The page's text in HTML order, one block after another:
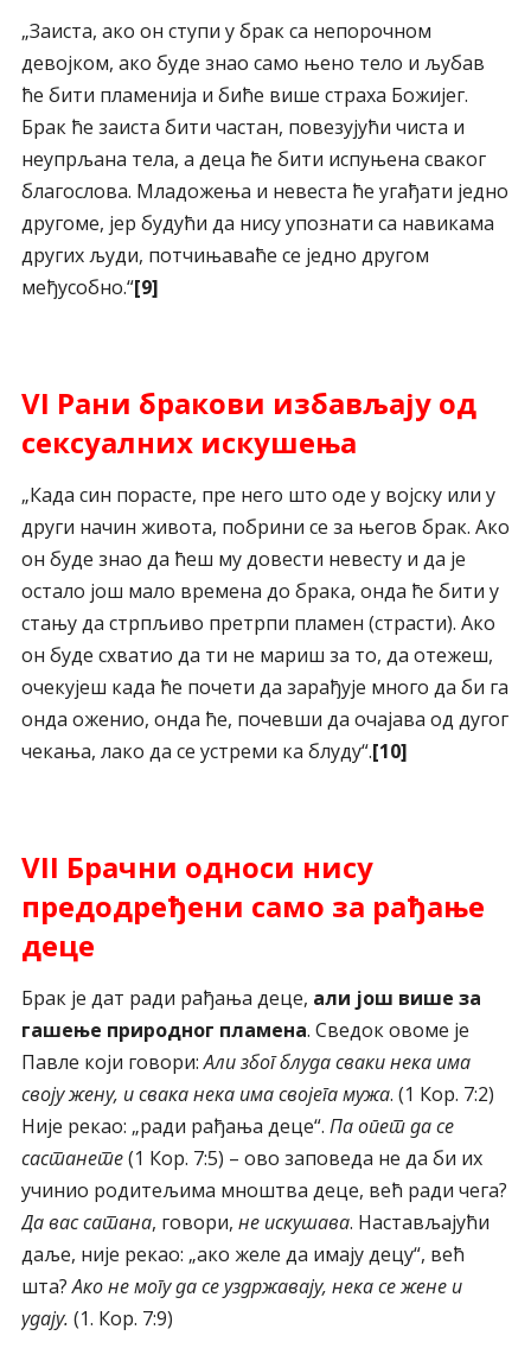
„Заиста, ако он ступи у брак са непорочном
девојком, ако буде знао само њено тело и љубав
ће бити пламенија и биће више страха Божијег.
Брак ће заиста бити частан, повезујући чиста и
неупрљана тела, а деца ће бити испуњена сваког
благослова. Младожења и невеста ће угађати једно
другоме, јер будући да нису упознати са навикама
других људи, потчињаваће се једно другом
међусобно.“[9]
VI Рани бракови избављају од
сексуалних искушења
„Када син порасте, пре него што оде у војску или у
други начин живота, побрини се за његов брак. Ако
он буде знао да ћеш му довести невесту и да је
остало још мало времена до брака, онда ће бити у
стању да стрпљиво претрпи пламен (страсти). Ако
он буде схватио да ти не мариш за то, да отежеш,
очекујеш када ће почети да зарађује много да би га
онда оженио, онда ће, почевши да очајава од дугог
чекања, лако да се устреми ка блуду“.[10]
VII Брачни односи нису
предодређени само за рађање
деце
Брак је дат ради рађања деце, али још више за
гашење природног пламена. Сведок овоме је
Павле који говори:Али због блуда сваки нека има
своју жену, и свака нека има својега мужа. (1 Кор. 7:2)
Није рекао: „ради рађања деце“. Па опет да се
састанете(1 Кор. 7:5) – ово заповеда не да би их
учинио родитељима мноштва деце, већ ради чега?
Да вас сатана, говори, не искушава. Настављајући
даље, није рекао: „ако желе да имају децу“, већ
шта?Ако не могу да се уздржавају, нека се жене и
удају. (1. Кор. 7:9)